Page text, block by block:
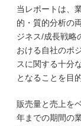
当レポートは、
的・質的分析の
ジネス/成長戦略
おける自社のポ
スに関する十分
となることを目
販売量と売上を
年までの期間の